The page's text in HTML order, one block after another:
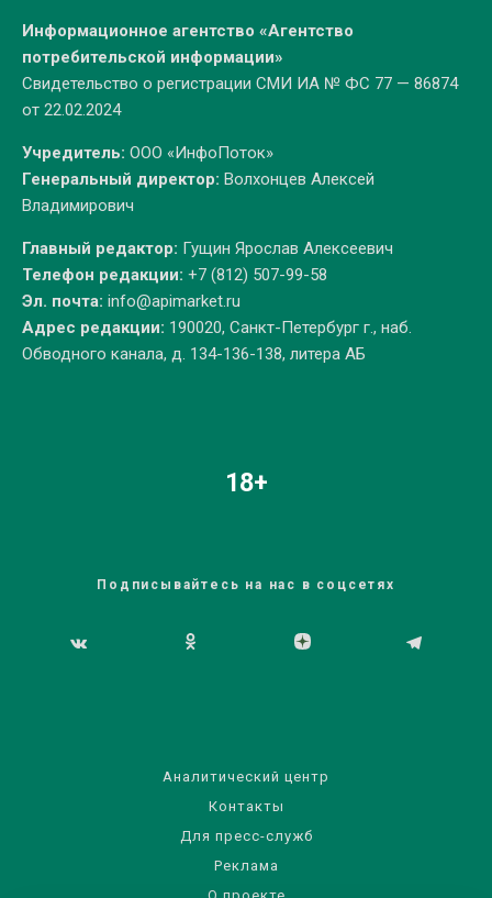
Информационное агентство «Агентство
потребительской информации»
Свидетельство о регистрации СМИ ИА № ФС 77 — 86874
от 22.02.2024
Учредитель: ООО «ИнфоПоток»
Генеральный директор: Волхонцев Алексей
Владимирович
Главный редактор: Гущин Ярослав Алексеевич
Телефон редакции: +7 (812) 507-99-58
Эл. почта: info@apimarket.ru
Адрес редакции: 190020, Санкт-Петербург г., наб.
Обводного канала, д. 134-136-138, литера АБ
18+
Подписывайтесь на нас в соцсетях
Аналитический центр
Контакты
Для пресс-служб
Реклама